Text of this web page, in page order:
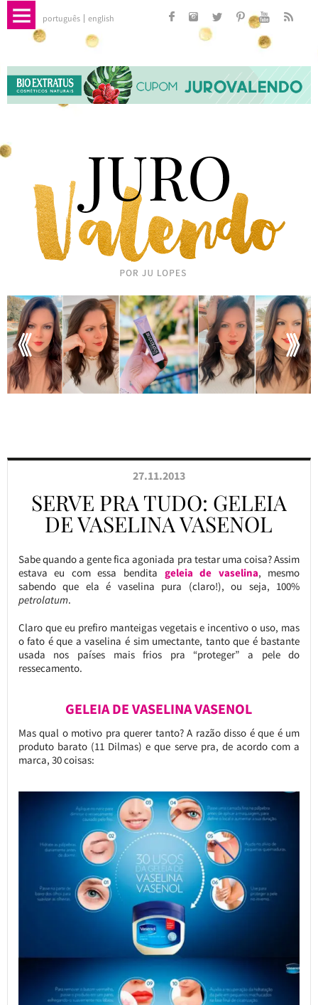
português english
27.11.2013
SERVE PRA TUDO: GELEIA
DE VASELINA VASENOL
Sabe quando a gente fica agoniada pra testar uma coisa? Assim
estava eu com essa bendita geleia de vaselina, mesmo
sabendo que ela é vaselina pura (claro!), ou seja, 100%
petrolatum.
Claro que eu prefiro manteigas vegetais e incentivo o uso, mas
o fato é que a vaselina é sim umectante, tanto que é bastante
usada nos países mais frios pra “proteger” a pele do
ressecamento.
GELEIA DE VASELINA VASENOL
Mas qual o motivo pra querer tanto? A razão disso é que é um
produto barato (11 Dilmas) e que serve pra, de acordo com a
marca, 30 coisas: